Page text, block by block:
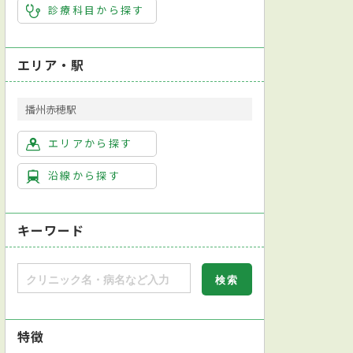
診療科目から探す
エリア・駅
播州赤穂駅
エリアから探す
沿線から探す
キーワード
特徴